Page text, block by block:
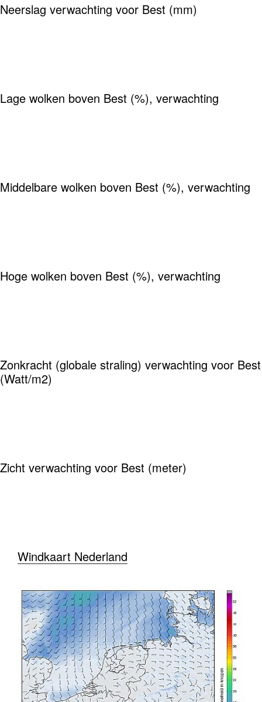
Neerslag verwachting voor Best (mm)
Lage wolken boven Best (%), verwachting
Middelbare wolken boven Best (%), verwachting
Hoge wolken boven Best (%), verwachting
Zonkracht (globale straling) verwachting voor Best
(Watt/m2)
Zicht verwachting voor Best (meter)
Windkaart Nederland